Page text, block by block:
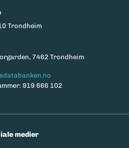
Trondheim
7462 Trondheim
919 666 102
medier